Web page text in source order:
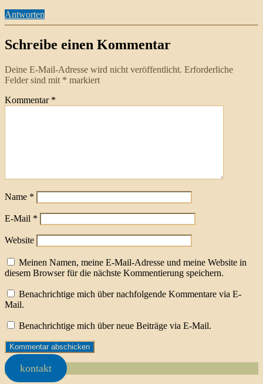
Antworten
Schreibe einen Kommentar
Deine E-Mail-Adresse wird nicht veröffentlicht. Erforderliche
Felder sind mit * markiert
Kommentar *
Name *
E-Mail *
Website
Meinen Namen, meine E-Mail-Adresse und meine Website in
diesem Browser für die nächste Kommentierung speichern.
Benachrichtige mich über nachfolgende Kommentare via E-
Mail.
Benachrichtige mich über neue Beiträge via E-Mail.
kontakt